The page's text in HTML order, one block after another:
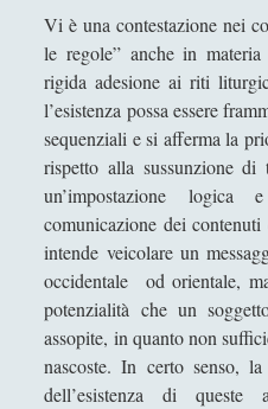
Il Demiurgo di Platone
numeri idealmente
Il sospetto per gli
IL TRIANGOLO DELLE
MODELLO
Il «Giano Bifronte»
Vinci in terra straniera
L'amicizia dell'acqua
L'estetica del Monte
materiale e la natura
L'Impresa Umana
Vi è una contestazione nei
le regole” anche in
rigida adesione ai riti
l’esistenza possa essere
sequenziali e si afferma la
rispetto alla sussunzione di
un’impostazione
comunicazione dei
intende veicolare un
occidentale od orientale,
potenzialità che un
assopite, in quanto non
nascoste. In certo senso,
dell’esistenza di